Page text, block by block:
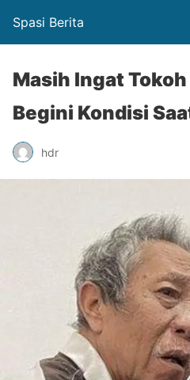
Spasi Berita
Masih Ingat Tokoh
Begini Kondisi
hdr